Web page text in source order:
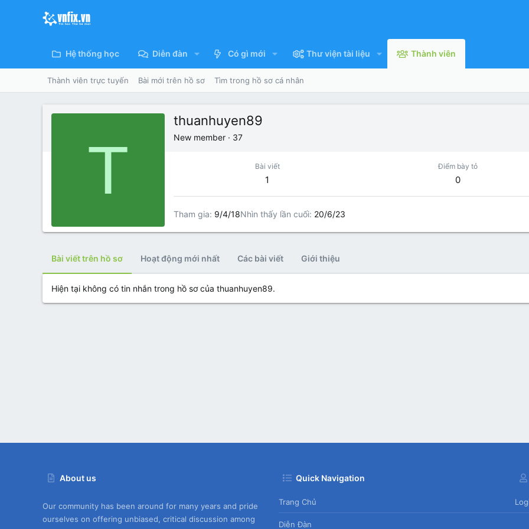
Hệ thống học Diễn đàn Có gì mới Thư viện tài liệu Thành viên
Thành viên trực tuyến Bài mới trên hồ sơ Tìm trong hồ sơ cá nhân
T
thuanhuyen89
New member · 37
Bài viết
1
Điểm bày tỏ
0
Tham gia 9/4/18Nhìn thấy lần cuối 20/6/23
Bài viết trên hồ sơ Hoạt động mới nhất Các bài viết Giới thiệu
Hiện tại không có tin nhắn trong hồ sơ của thuanhuyen89.
About us
Our community has been around for many years and pride
ourselves on offering unbiased, critical discussion among
Quick Navigation
Trang Chủ
Diễn Đàn